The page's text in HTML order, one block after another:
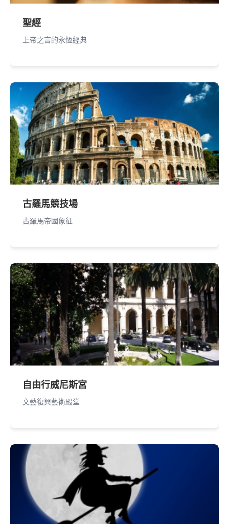
聖經
上帝之言的永恆經典
古羅馬競技場
古羅馬帝國象征
自由行威尼斯宮
文藝復興藝術殿堂